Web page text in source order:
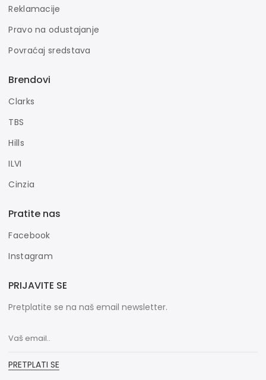
Reklamacije
Pravo na odustajanje
Povraćaj sredstava
Brendovi
Clarks
TBS
Hills
ILVI
Cinzia
Pratite nas
Facebook
Instagram
PRIJAVITE SE
Pretplatite se na naš email newsletter.